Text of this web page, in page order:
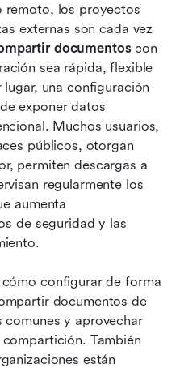
remoto, los proyectos
externas son cada vez
documentos
sea rápida, flexible
una configuración
exponer datos
Muchos usuarios,
públicos, otorgan
permiten descargas a
regularmente los
aumenta
de seguridad y las
configurar de forma
documentos de
y aprovechar
También
están
Cómo revocar
compartido
mediante
más segura para la
por la
de